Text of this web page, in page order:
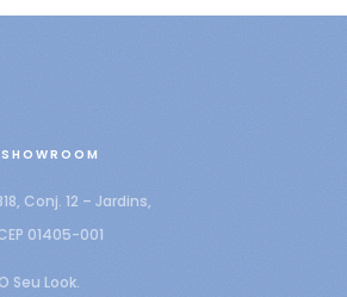
Conj. 12 – Jardins,
01405-001
Seu Look.